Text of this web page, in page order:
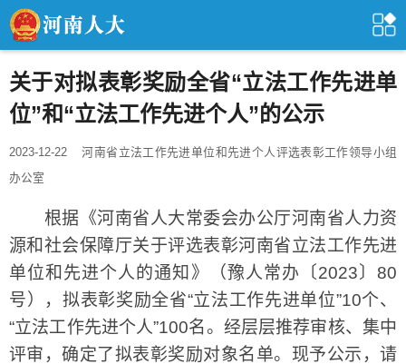
关于对拟表彰奖励全省“立法工作先进单
位”和“立法工作先进个人”的公示
2023-12-22
河南省立法工作先进单位和先进个人评选表彰工作领导小组
办公室
根据《河南省人大常委会办公厅河南省人力资
源和社会保障厅关于评选表彰河南省立法工作先进
单位和先进个人的通知》（豫人常办〔2023〕80
号），拟表彰奖励全省“立法工作先进单位”10个、
“立法工作先进个人”100名。经层层推荐审核、集中
评审，确定了拟表彰奖励对象名单。现予公示，请